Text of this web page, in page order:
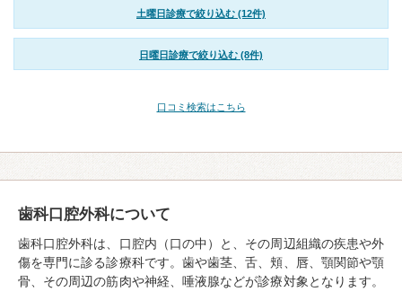
土曜日診療で絞り込む (12件)
日曜日診療で絞り込む (8件)
口コミ検索はこちら
歯科口腔外科について
歯科口腔外科は、口腔内（口の中）と、その周辺組織の疾患や外
傷を専門に診る診療科です。歯や歯茎、舌、頬、唇、顎関節や顎
骨、その周辺の筋肉や神経、唾液腺などが診療対象となります。